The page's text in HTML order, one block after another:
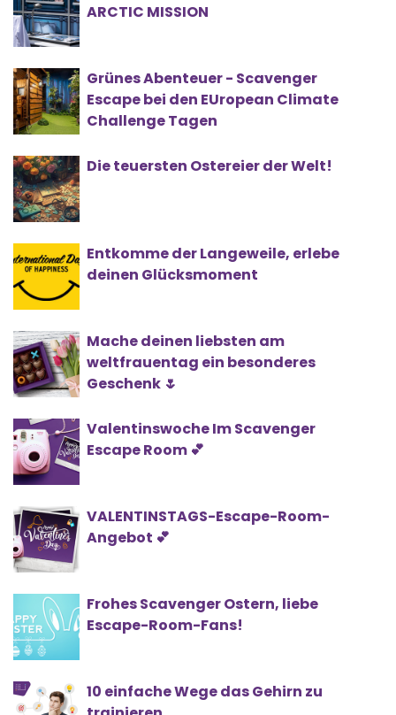
ARCTIC MISSION
Grünes Abenteuer - Scavenger
Escape bei den EUropean Climate
Challenge Tagen
Die teuersten Ostereier der Welt!
Entkomme der Langeweile, erlebe
deinen Glücksmoment
Mache deinen liebsten am
weltfrauentag ein besonderes
Geschenk 🌷
Valentinswoche Im Scavenger
Escape Room 💕
VALENTINSTAGS-Escape-Room-
Angebot 💕
Frohes Scavenger Ostern, liebe
Escape-Room-Fans!
10 einfache Wege das Gehirn zu